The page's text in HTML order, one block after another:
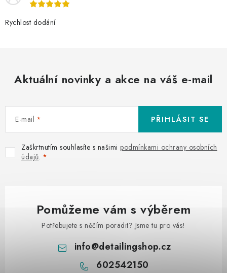
Rychlost dodání
Aktuální novinky a akce na váš e-mail
E-mail
Zaškrtnutím souhlasíte s našimi podmínkami ochrany osobních
údajů.
PŘIHLÁSIT SE
Pomůžeme vám s výběrem
Potřebujete s něčím poradit? Jsme tu pro vás!
info@detailingshop.cz
602542150